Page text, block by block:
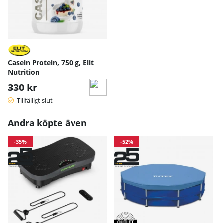
Casein Protein, 750 g, Elit
Nutrition
330 kr
Tillfälligt slut
Andra köpte även
-35% -52%